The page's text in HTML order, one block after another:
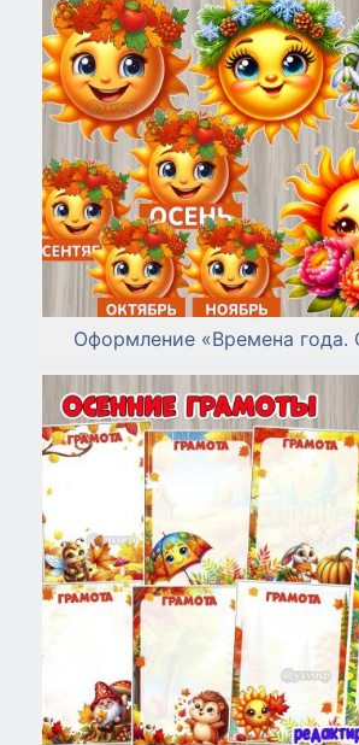
Оформление «Времена